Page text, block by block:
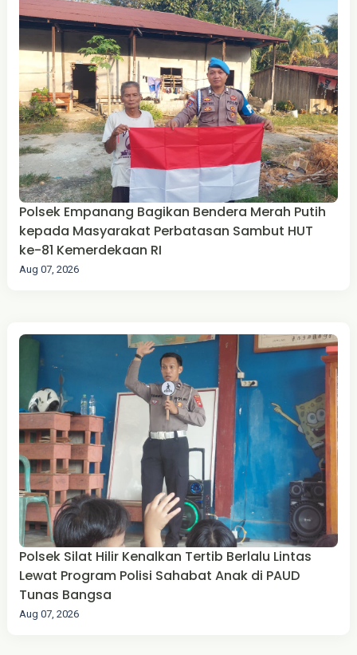
Polsek Empanang Bagikan Bendera Merah Putih
kepada Masyarakat Perbatasan Sambut HUT
ke-81 Kemerdekaan RI
Aug 07, 2026
Polsek Silat Hilir Kenalkan Tertib Berlalu Lintas
Lewat Program Polisi Sahabat Anak di PAUD
Tunas Bangsa
Aug 07, 2026